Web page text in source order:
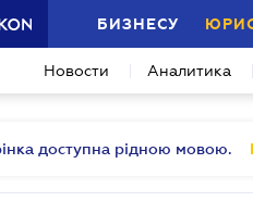
БИЗНЕСУ
Новости Аналитика
доступна рідною мовою.